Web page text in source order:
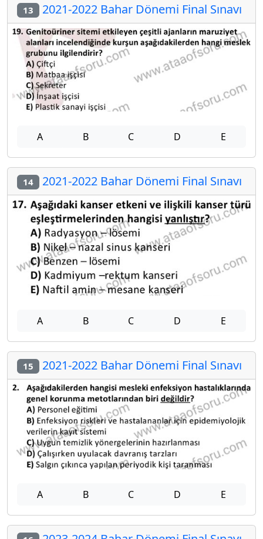
13 2021-2022 Bahar Dönemi Final Sınavı
A B C D E
14 2021-2022 Bahar Dönemi Final Sınavı
A B C D E
15 2021-2022 Bahar Dönemi Final Sınavı
A B C D E